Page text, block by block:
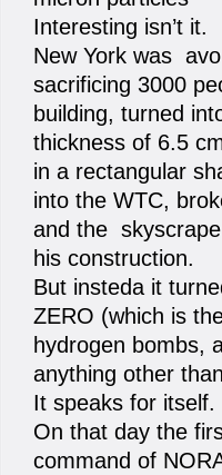
Interesting isn’t it.
New York was
sacrificing 3000
building, turned
thickness of 6.5
in a rectangular
into the WTC,
and the
his construction.
But insteda it
ZERO (which is
hydrogen bombs,
anything other
It speaks for itself.
On that day the
command of